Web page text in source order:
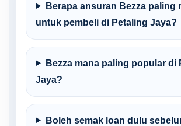
Berapa ansuran Bezza paling
untuk pembeli di Petaling Jaya?
Bezza mana paling popular di
Jaya?
Boleh semak loan dulu